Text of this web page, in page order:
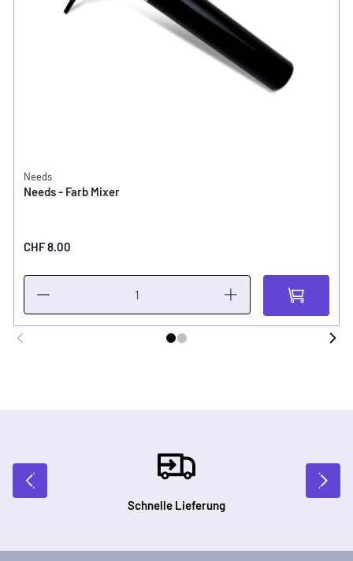
Needs
Needs - Farb Mixer
CHF 8.00
Schnelle Lieferung